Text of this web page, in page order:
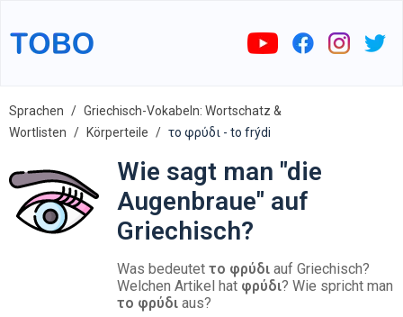
Sprachen
Griechisch-Vokabeln: Wortschatz &
Wortlisten
Körperteile το φρύδι - to frýdi
Wie sagt man "die
Augenbraue" auf
Griechisch?
Was bedeutet το φρύδι auf Griechisch?
Welchen Artikel hat φρύδι? Wie spricht man
το φρύδι aus?